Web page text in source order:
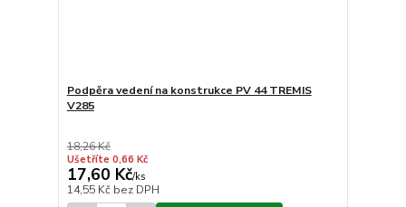
Podpěra vedení na konstrukce PV 44 TREMIS
V285
18,26 Kč
Ušetříte 0,66 Kč
17,60 Kč/ks
14,55 Kč bez DPH